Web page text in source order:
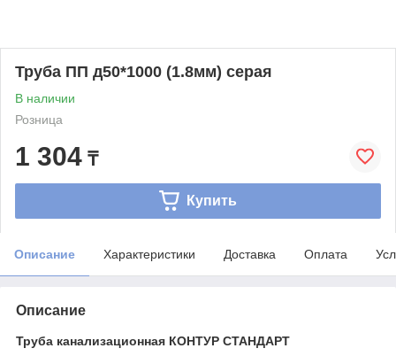
Труба ПП д50*1000 (1.8мм) серая
В наличии
Розница
1 304 ₸
Купить
Описание Характеристики Доставка Оплата
Описание
Труба канализационная КОНТУР СТАНДАРТ